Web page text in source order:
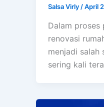
Salsa Virly /April
Dalam proses
renovasi
menjadi
sering kali